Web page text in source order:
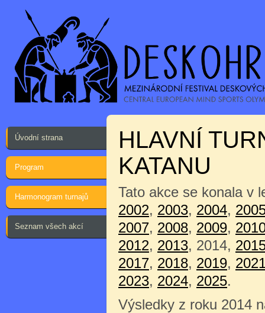
Úvodní strana
Program
Harmonogram turnajů
Seznam všech akcí
HLAVNÍ
KATANU
Tato akce se konala v
2002, 2003, 2004,
2007, 2008, 2009,
2012, 2013, 2014,
2017, 2018, 2019,
2023, 2024, 2025.
Výsledky z roku 2014